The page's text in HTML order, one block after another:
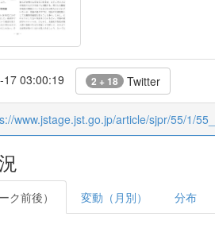
03:00:19 2 + 18 Twitter
www.jstage.jst.go.jp/article/sjpr/55/1/
ク前後） 変動（月別） 分布